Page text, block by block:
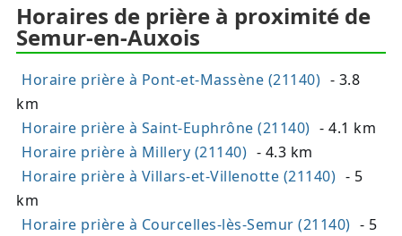
Horaires de prière à proximité de
Semur-en-Auxois
Horaire prière à Pont-et-Massène (21140) - 3.8
km
Horaire prière à Saint-Euphrône (21140) - 4.1 km
Horaire prière à Millery (21140) - 4.3 km
Horaire prière à Villars-et-Villenotte (21140) - 5
km
Horaire prière à Courcelles-lès-Semur (21140) - 5